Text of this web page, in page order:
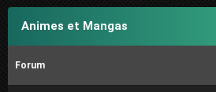
Animes et Mangas
Forum